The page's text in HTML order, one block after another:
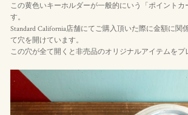
この黄色いキーホルダーが一般的にいう「ポイントカ
す。
Standard California店舗にてご購入頂いた際に金額に関
て穴を開けています。
この穴が全て開くと非売品のオリジナルアイテムをプ